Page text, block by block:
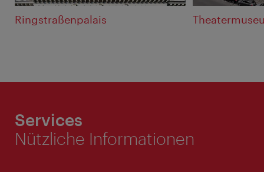
Ringstraßenpalais
Services
Nützliche Informationen